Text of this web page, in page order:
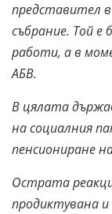
представител
събрание. Той е
работи, а в
АБВ.
В цялата
на социалния
пенсиониране
Острата
продиктувана